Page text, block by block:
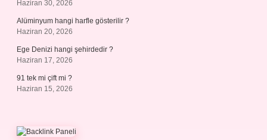
Haziran 30, 2026
Alüminyum hangi harfle gösterilir ?
Haziran 20, 2026
Ege Denizi hangi şehirdedir ?
Haziran 17, 2026
91 tek mi çift mi ?
Haziran 15, 2026